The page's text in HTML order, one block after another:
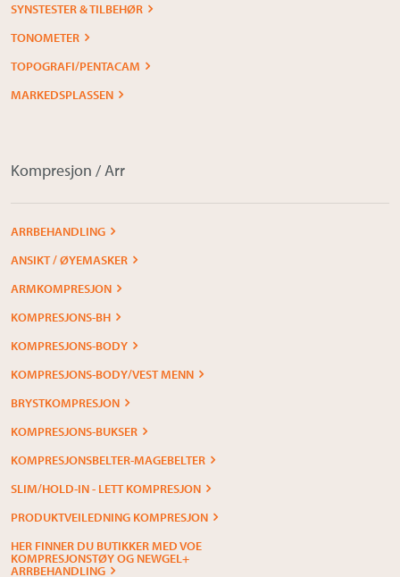
SYNSTESTER & TILBEHØR
TONOMETER
TOPOGRAFI/PENTACAM
MARKEDSPLASSEN
Kompresjon / Arr
ARRBEHANDLING
ANSIKT / ØYEMASKER
ARMKOMPRESJON
KOMPRESJONS-BH
KOMPRESJONS-BODY
KOMPRESJONS-BODY/VEST MENN
BRYSTKOMPRESJON
KOMPRESJONS-BUKSER
KOMPRESJONSBELTER-MAGEBELTER
SLIM/HOLD-IN - LETT KOMPRESJON
PRODUKTVEILEDNING KOMPRESJON
HER FINNER DU BUTIKKER MED VOE
KOMPRESJONSTØY OG NEWGEL+
ARRBEHANDLING